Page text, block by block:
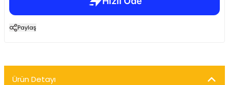
Paylaş
Ürün Detayı